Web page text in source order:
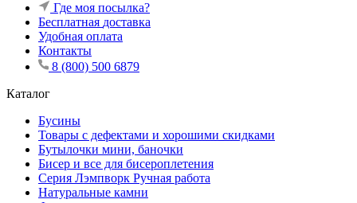
Где моя посылка?
Бесплатная доставка
Удобная оплата
Контакты
8 (800) 500 6879
Каталог
Бусины
Товары с дефектами и хорошими скидками
Бутылочки мини, баночки
Бисер и все для бисероплетения
Серия Лэмпворк Ручная работа
Натуральные камни